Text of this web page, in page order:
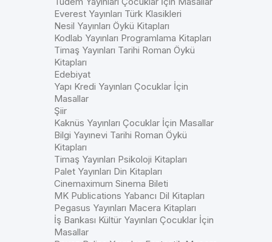
Everest Yayınları Türk Klasikleri
Nesil Yayınları Öykü Kitapları
Kodlab Yayınları Programlama Kitapları
Timaş Yayınları Tarihi Roman Öykü
Kitapları
Edebiyat
Yapı Kredi Yayınları Çocuklar İçin
Masallar
Şiir
Kaknüs Yayınları Çocuklar İçin Masallar
Bilgi Yayınevi Tarihi Roman Öykü
Kitapları
Timaş Yayınları Psikoloji Kitapları
Palet Yayınları Din Kitapları
Cinemaximum Sinema Bileti
MK Publications Yabancı Dil Kitapları
Pegasus Yayınları Macera Kitapları
İş Bankası Kültür Yayınları Çocuklar İçin
Masallar